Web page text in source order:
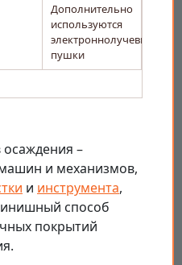
Дополнительно
используются
электроннолучевые
пушки
–
и механизмов,
и инструмента,
способ
покрытий